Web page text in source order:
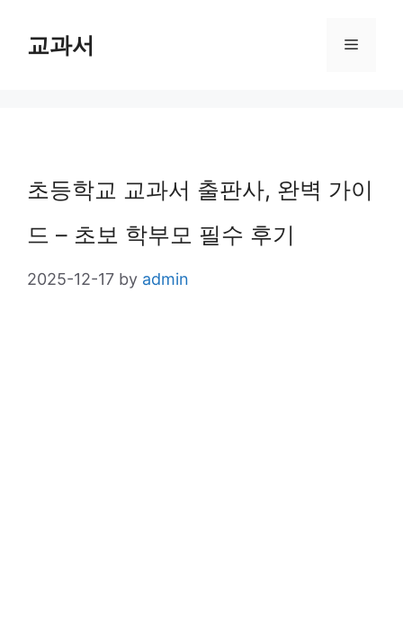
교과서 Menu
초등학교 교과서 출판사, 완벽 가이
드 – 초보 학부모 필수 후기
2025-12-17 by admin